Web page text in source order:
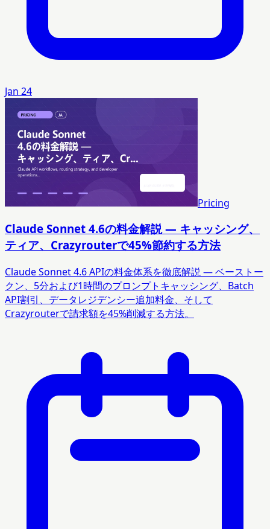
Jan 24
Pricing
Claude Sonnet 4.6の料金解説 — キャッシング、
ティア、Crazyrouterで45%節約する方法
Claude Sonnet 4.6 APIの料金体系を徹底解説 — ベーストー
クン、5分および1時間のプロンプトキャッシング、Batch
API割引、データレジデンシー追加料金、そして
Crazyrouterで請求額を45%削減する方法。